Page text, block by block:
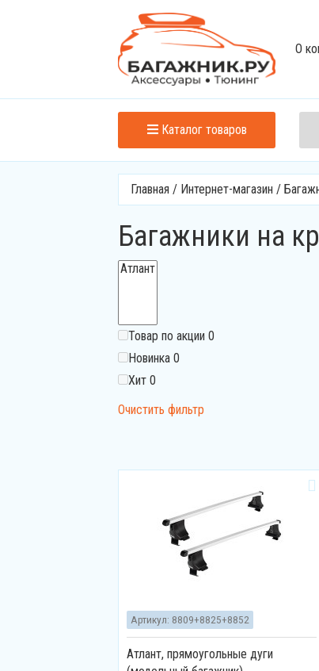
О
Каталог товаров
Главная / Интернет-магазин /
Багажники на
Товар по акции 0
Новинка 0
Хит 0
Очистить фильтр
Атлант, прямоугольные дуги
Артикул: 8809+8825+8852